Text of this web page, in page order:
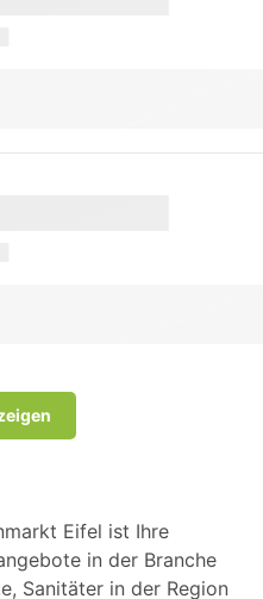
Eifel ist Ihre
in der Branche
Sanitäter in der Region